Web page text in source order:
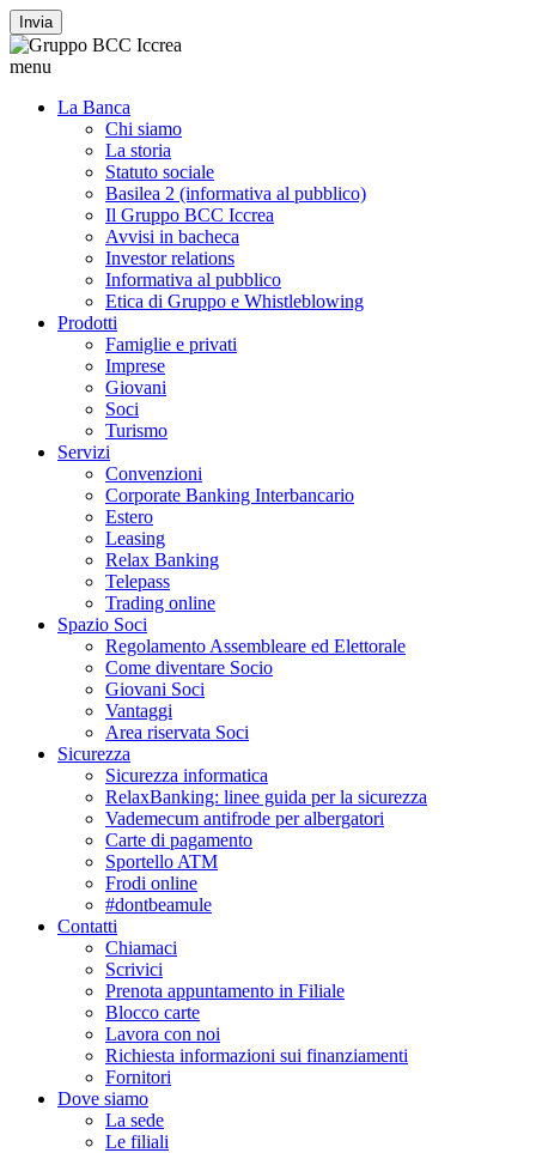
Invia
menu
La Banca
Chi siamo
La storia
Statuto sociale
Basilea 2 (informativa al pubblico)
Il Gruppo BCC Iccrea
Avvisi in bacheca
Investor relations
Informativa al pubblico
Etica di Gruppo e Whistleblowing
Prodotti
Famiglie e privati
Imprese
Giovani
Soci
Turismo
Servizi
Convenzioni
Corporate Banking Interbancario
Estero
Leasing
Relax Banking
Telepass
Trading online
Spazio Soci
Regolamento Assembleare ed Elettorale
Come diventare Socio
Giovani Soci
Vantaggi
Area riservata Soci
Sicurezza
Sicurezza informatica
RelaxBanking: linee guida per la sicurezza
Vademecum antifrode per albergatori
Carte di pagamento
Sportello ATM
Frodi online
#dontbeamule
Contatti
Chiamaci
Scrivici
Prenota appuntamento in Filiale
Blocco carte
Lavora con noi
Richiesta informazioni sui finanziamenti
Fornitori
Dove siamo
La sede
Le filiali